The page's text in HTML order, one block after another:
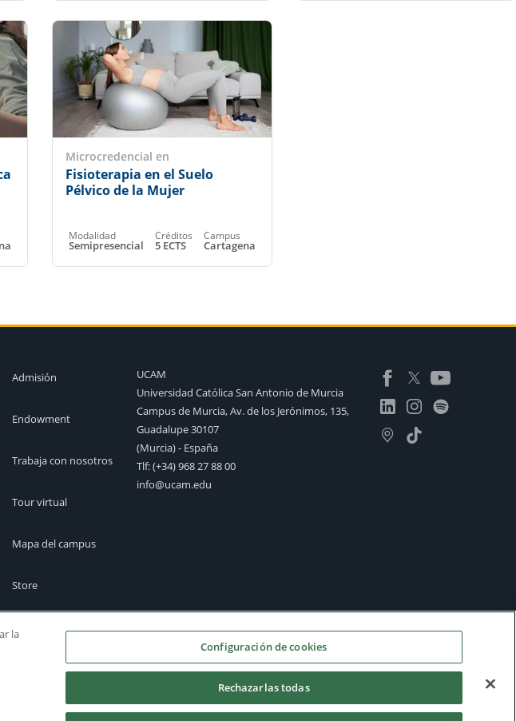
Microcredencial en
Fisioterapia en el Suelo
Pélvico de la Mujer
Modalidad
Semipresencial
Créditos
5 ECTS
Campus
Cartagena
Admisión
Endowment
Trabaja con nosotros
Tour virtual
Mapa del campus
Store
UCAM
Universidad Católica San Antonio de Murcia
Campus de Murcia, Av. de los Jerónimos, 135,
Guadalupe 30107
(Murcia) - España
Tlf:(+34) 968 27 88 00
info@ucam.edu
la
Configuración de cookies
Rechazarlas todas